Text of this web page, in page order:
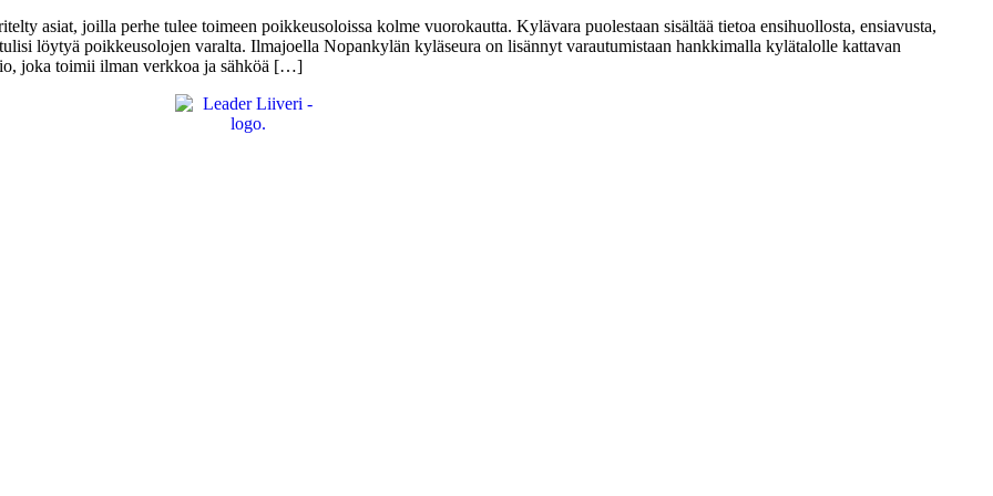
asiat, joilla perhe tulee toimeen poikkeusoloissa kolme vuorokautta. Kylävara puolestaan sisältää tietoa ensihuollosta, ensiavusta,
löytyä poikkeusolojen varalta. Ilmajoella Nopankylän kyläseura on lisännyt varautumistaan hankkimalla kylätalolle kattavan
joka toimii ilman verkkoa ja sähköä […]